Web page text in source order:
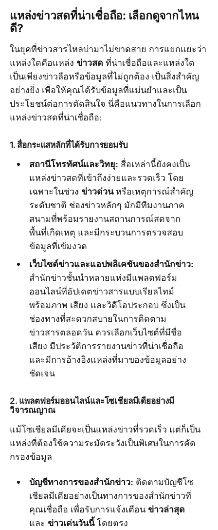
แหล่งข่าวสดที่น่าเชื่อถือ: เลือกดูจากไหน
ดี?
ในยุคที่ข่าวสารไหลบ่ามาไม่ขาดสาย การแยกแยะว่า
แหล่งใดคือแหล่ง ข่าวสด ที่น่าเชื่อถือและแหล่งใด
เป็นเพียงข่าวลือหรือข้อมูลที่ไม่ถูกต้อง เป็นสิ่งสำคัญ
อย่างยิ่ง เพื่อให้คุณได้รับข้อมูลที่แม่นยำและเป็น
ประโยชน์ต่อการตัดสินใจ นี่คือแนวทางในการเลือก
แหล่งข่าวสดที่น่าเชื่อถือ:
1. สื่อกระแสหลักที่ได้รับการยอมรับ
สถานีโทรทัศน์และวิทยุ: สื่อเหล่านี้ยังคงเป็น
แหล่งข่าวสดที่เข้าถึงง่ายและรวดเร็ว โดย
เฉพาะในช่วง ข่าวด่วนหรือเหตุการณ์สำคัญ
ระดับชาติ ช่องข่าวหลักๆ มักมีทีมงานภาค
สนามที่พร้อมรายงานสถานการณ์สดจาก
พื้นที่เกิดเหตุ และมีกระบวนการตรวจสอบ
ข้อมูลที่เข้มงวด
เว็บไซต์ข่าวและแอปพลิเคชันของสำนักข่าว:
สำนักข่าวชั้นนำหลายแห่งมีแพลตฟอร์ม
ออนไลน์ที่อัปเดตข่าวสารแบบเรียลไทม์
พร้อมภาพ เสียง และวิดีโอประกอบ ซึ่งเป็น
ช่องทางที่สะดวกสบายในการติดตาม
ข่าวสารตลอดวัน ควรเลือกเว็บไซต์ที่มีชื่อ
เสียง มีประวัติการรายงานข่าวที่น่าเชื่อถือ
และมีการอ้างอิงแหล่งที่มาของข้อมูลอย่าง
ชัดเจน
2. แพลตฟอร์มออนไลน์และโซเชียลมีเดียอย่างมี
วิจารณญาณ
แม้โซเชียลมีเดียจะเป็นแหล่งข่าวที่รวดเร็ว แต่ก็เป็น
แหล่งที่ต้องใช้ความระมัดระวังเป็นพิเศษในการคัด
กรองข้อมูล
บัญชีทางการของสำนักข่าว: ติดตามบัญชีโซ
เชียลมีเดียอย่างเป็นทางการของสำนักข่าวที่
คุณเชื่อถือ เพื่อรับการแจ้งเตือน ข่าวล่าสุด
และ ข่าวเด่นวันนี้โดยตรง